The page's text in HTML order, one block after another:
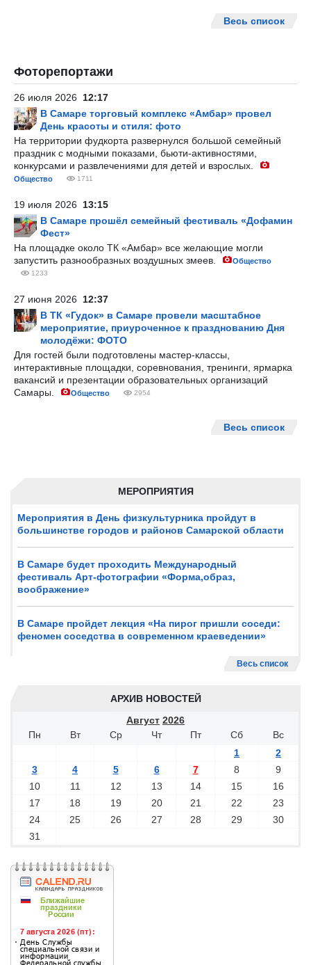
МЕРОПРИЯТИЯ
Мероприятия в День физкультурника пройдут в
большинстве городов и районов Самарской области
В Самаре будет проходить Международный
фестиваль Арт-фотографии «Форма,образ,
воображение»
В Самаре пройдет лекция «На пирог пришли соседи:
феномен соседства в современном краеведении»
Весь список
АРХИВ НОВОСТЕЙ
Август 2026
Пн
Вт Ср Чт Пт Сб
Вс
1
2
3
4 5 6 7 8
9
10
11 12 13 14 15
16
17
18 19 20 21 22
23
24
25 26 27 28 29
30
31
Весь список
Фоторепортажи
26 июля 2026 12:17
В Самаре торговый комплекс «Амбар» провел
День красоты и стиля: фото
На территории фудкорта развернулся большой семейный
праздник с модными показами, бьюти-активностями,
конкурсами и развлечениями для детей и взрослых.
Общество 1711
19 июля 2026 13:15
В Самаре прошёл семейный фестиваль «Дофамин
Фест»
На площадке около ТК «Амбар» все желающие могли
запустить разнообразных воздушных змеев.
Общество
1233
27 июня 2026 12:37
В ТК «Гудок» в Самаре провели масштабное
мероприятие, приуроченное к празднованию Дня
молодёжи: ФОТО
Для гостей были подготовлены мастер-классы,
интерактивные площадки, соревнования, тренинги, ярмарка
вакансий и презентации образовательных организаций
Самары.
Общество 2954
Весь список